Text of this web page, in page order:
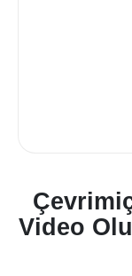
Video